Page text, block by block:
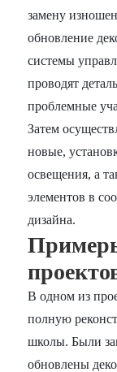
замену
обновление
системы
проводят
проблемные
Затем
новые,
освещения, а
элементов в
дизайна.
В одном из
полную
школы. Были
обновлены